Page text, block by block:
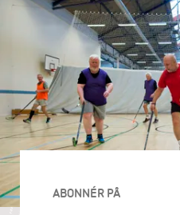
ABONNÉR PÅ